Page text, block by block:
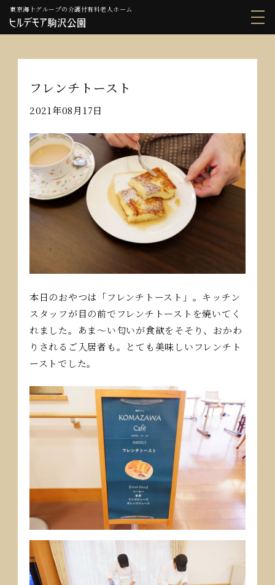
東京海上グループの介護付有料老人ホーム
フレンチトースト
2021年08月17日
本日のおやつは「フレンチトースト」。キッチン
スタッフが目の前でフレンチトーストを焼いてく
れました。あま～い匂いが食欲をそそり、おかわ
りされるご入居者も。とても美味しいフレンチト
ーストでした。